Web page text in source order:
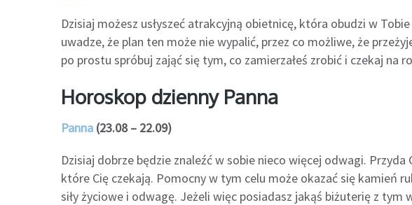
Dzisiaj możesz usłyszeć atrakcyjną obietnicę, która obudzi w
uwadze, że plan ten może nie wypalić, przez co możliwe, że
po prostu spróbuj zająć się tym, co zamierzałeś zrobić i czekaj na
Horoskop dzienny Panna
Panna (23.08 – 22.09)
Dzisiaj dobrze będzie znaleźć w sobie nieco więcej odwagi.
które Cię czekają. Pomocny w tym celu może okazać się kamień
siły życiowe i odwagę. Jeżeli więc posiadasz jakąś biżuterię z tym